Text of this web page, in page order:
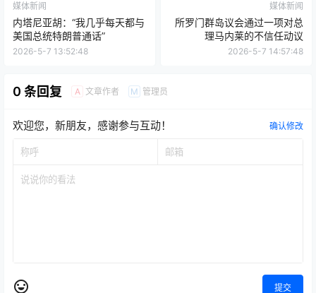
媒体新闻
内塔尼亚胡：“我几乎每天都与
美国总统特朗普通话”
2026-5-7 13:52:48
媒体新闻
所罗门群岛议会通过一项对总
理马内莱的不信任动议
2026-5-7 14:57:48
0 条回复 A 文章作者 M 管理员
欢迎您，新朋友，感谢参与互动！ 确认修改
提交